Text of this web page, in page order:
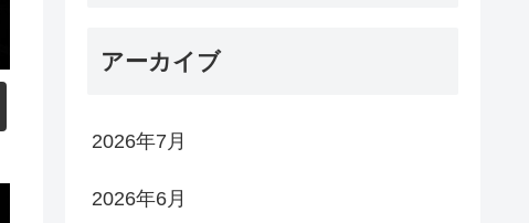
アーカイブ
2026年7月
2026年6月